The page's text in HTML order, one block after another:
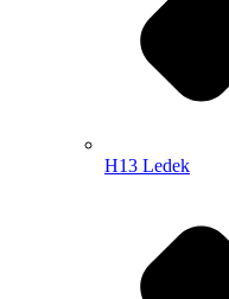
H13 Ledek